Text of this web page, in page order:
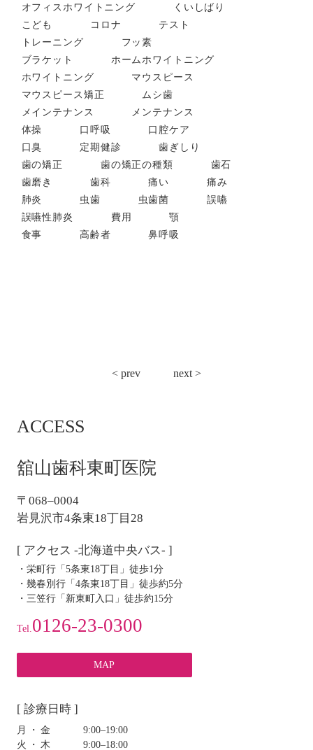
オフィスホワイトニング
くいしばり
こども
コロナ
テスト
トレーニング
フッ素
ブラケット
ホームホワイトニング
ホワイトニング
マウスピース
マウスピース矯正
ムシ歯
メインテナンス
メンテナンス
体操
口呼吸
口腔ケア
口臭
定期健診
歯ぎしり
歯の矯正
歯の矯正の種類
歯石
歯磨き
歯科 痛い
痛み
肺炎
虫歯 虫歯菌
誤嚥
誤嚥性肺炎
費用
顎
食事
高齢者 鼻呼吸
< prev next >
ACCESS
舘山歯科東町医院
〒068–0004
岩見沢市4条東18丁目28
[ アクセス -北海道中央バス- ]
・栄町行「5条東18丁目」徒歩1分
・幾春別行「4条東18丁目」徒歩約5分
・三笠行「新東町入口」徒歩約15分
Tel. 0126-23-0300
MAP
[ 診療日時 ]
月・金
9:00‒19:00
火・木
9:00‒18:00